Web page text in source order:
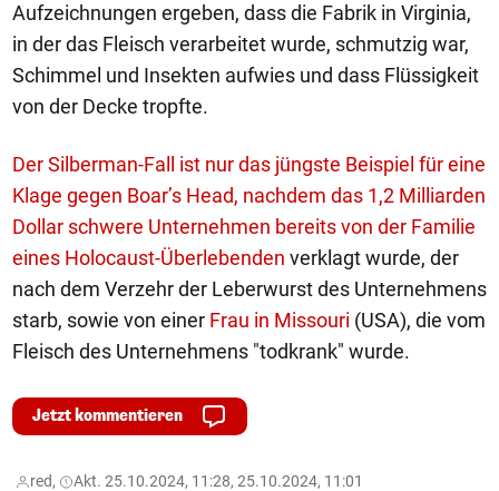
Aufzeichnungen ergeben, dass die Fabrik in Virginia,
in der das Fleisch verarbeitet wurde, schmutzig war,
Schimmel und Insekten aufwies und dass Flüssigkeit
von der Decke tropfte.
Der Silberman-Fall ist nur das jüngste Beispiel für eine
Klage gegen Boar’s Head, nachdem das 1,2 Milliarden
Dollar schwere Unternehmen bereits von der Familie
eines Holocaust-Überlebenden verklagt wurde, der
nach dem Verzehr der Leberwurst des Unternehmens
starb, sowie von einer Frau in Missouri (USA), die vom
Fleisch des Unternehmens "todkrank" wurde.
Jetzt kommentieren
red, Akt. 25.10.2024, 11:28, 25.10.2024, 11:01